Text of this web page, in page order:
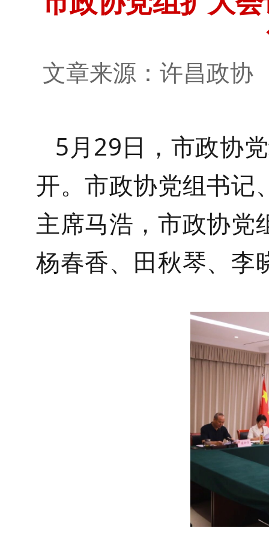
文章来源：许昌政
5月 29日，市政协
开。市政协党组书记
主席马浩，市政协党
杨春香、田秋琴、李